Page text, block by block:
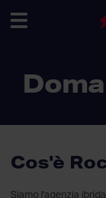
navigation
Cos'è
Siamo l'agenzia